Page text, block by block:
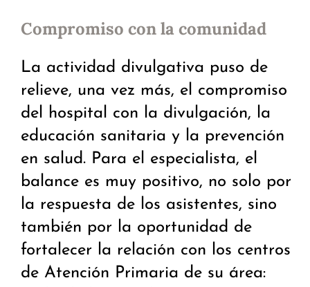
Compromiso con la comunidad
La actividad divulgativa puso de
relieve, una vez más, el compromiso
del hospital con la divulgación, la
educación sanitaria y la prevención
en salud. Para el especialista, el
balance es muy positivo, no solo por
la respuesta de los asistentes, sino
también por la oportunidad de
fortalecer la relación con los centros
de Atención Primaria de su área: